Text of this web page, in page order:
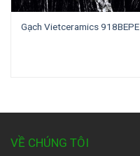
Gạch Vietceramics 918BEPE
VỀ CHÚNG TÔI